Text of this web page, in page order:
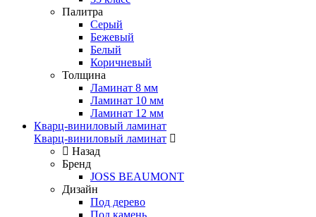
Палитра
Серый
Бежевый
Белый
Коричневый
Толщина
Ламинат 8 мм
Ламинат 10 мм
Ламинат 12 мм
Кварц-виниловый ламинат
Кварц-виниловый ламинат
Назад
Бренд
JOSS BEAUMONT
Дизайн
Под дерево
Под камень